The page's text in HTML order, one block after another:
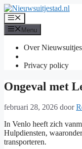
Ga
naar
de
inhoud
Menu
Menu
Over
Privacy policy
Ongeval met
februari 28, 2026 door
In Venlo heeft zich
Hulpdiensten,
transporteren.